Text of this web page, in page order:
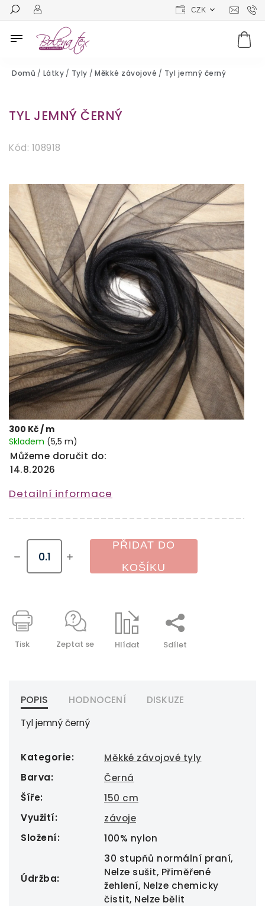
CZK
Domů / Látky / Tyly / Měkké závojové / Tyl jemný černý
TYL JEMNÝ ČERNÝ
Kód: 108918
300 Kč/ m
Skladem (5,5 m)
Můžeme doručit do:
14.8.2026
PŘIDAT DO
KOŠÍKU
Detailní informace
Tisk Zeptat se Hlídat Sdílet
POPIS HODNOCENÍ
DISKUZE
Tyl jemný černý
Kategorie:
Měkké závojové tyly
Barva:
Černá
Šíře:
150 cm
Využití:
závoje
Složení: 100% nylon
Údržba:
30 stupňů normální praní,
Nelze sušit, Přiměřené
žehlení, Nelze chemicky
čistit, Nelze bělit